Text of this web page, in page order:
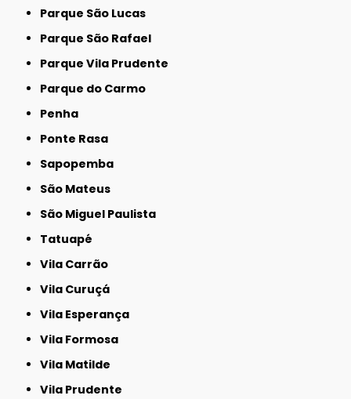
Parque São Lucas
Parque São Rafael
Parque Vila Prudente
Parque do Carmo
Penha
Ponte Rasa
Sapopemba
São Mateus
São Miguel Paulista
Tatuapé
Vila Carrão
Vila Curuçá
Vila Esperança
Vila Formosa
Vila Matilde
Vila Prudente